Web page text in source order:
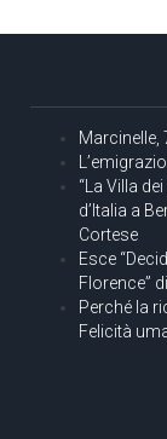
Marcinelle,
“La Villa
d’Italia a
Cortese
Esce
Florence”
Perché la
Felicità